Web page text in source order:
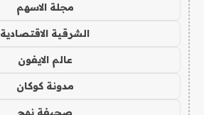
مجلة الاسهم
الشرقية الاقتصادية
عالم الايفون
مدونة كوكان
صحيفة نهج